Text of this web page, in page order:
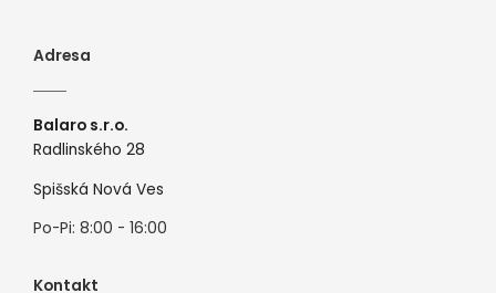
Adresa
Balaro s.r.o.
Radlinského 28
Spišská Nová Ves
Po-Pi: 8:00 - 16:00
Kontakt